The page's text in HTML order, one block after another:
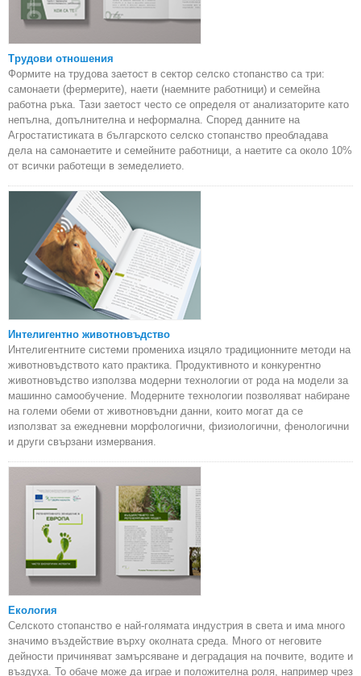
Трудови отношения
Формите на трудова заетост в сектор селско стопанство са три:
самонаети (фермерите), наети (наемните работници) и семейна
работна ръка. Тази заетост често се определя от анализаторите като
непълна, допълнителна и неформална. Според данните на
Агростатистиката в българското селско стопанство преобладава
дела на самонаетите и семейните работници, а наетите са около 10%
от всички работещи в земеделието.
Интелигентно животновъдство
Интелигентните системи промениха изцяло традиционните методи на
животновъдството като практика. Продуктивното и конкурентно
животновъдство използва модерни технологии от рода на модели за
машинно самообучение. Модерните технологии позволяват набиране
на големи обеми от животновъдни данни, които могат да се
използват за ежедневни морфологични, физиологични, фенологични
и други свързани измервания.
Екология
Селското стопанство е най-голямата индустрия в света и има много
значимо въздействие върху околната среда. Много от неговите
дейности причиняват замърсяване и деградация на почвите, водите и
въздуха. То обаче може да играе и положителна роля, например чрез